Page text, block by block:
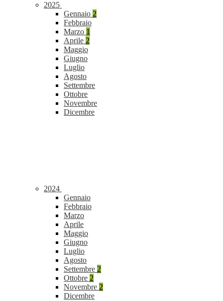
2025
Gennaio 2
Febbraio
Marzo 1
Aprile 2
Maggio
Giugno
Luglio
Agosto
Settembre
Ottobre
Novembre
Dicembre
2024
Gennaio
Febbraio
Marzo
Aprile
Maggio
Giugno
Luglio
Agosto
Settembre 2
Ottobre 2
Novembre 2
Dicembre